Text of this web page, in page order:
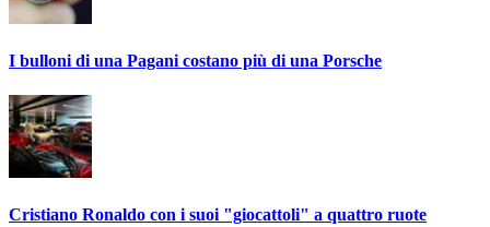
I bulloni di una Pagani costano più di una Porsche
Cristiano Ronaldo con i suoi "giocattoli" a quattro ruote